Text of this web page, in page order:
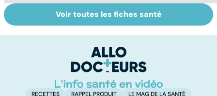
Anesthésie
générale : mieux
Faire du sport à
domicile, c'est
Voir toutes les fiches santé
RECETTES RAPPEL PRODUIT LE MAG DE LA SANTÉ